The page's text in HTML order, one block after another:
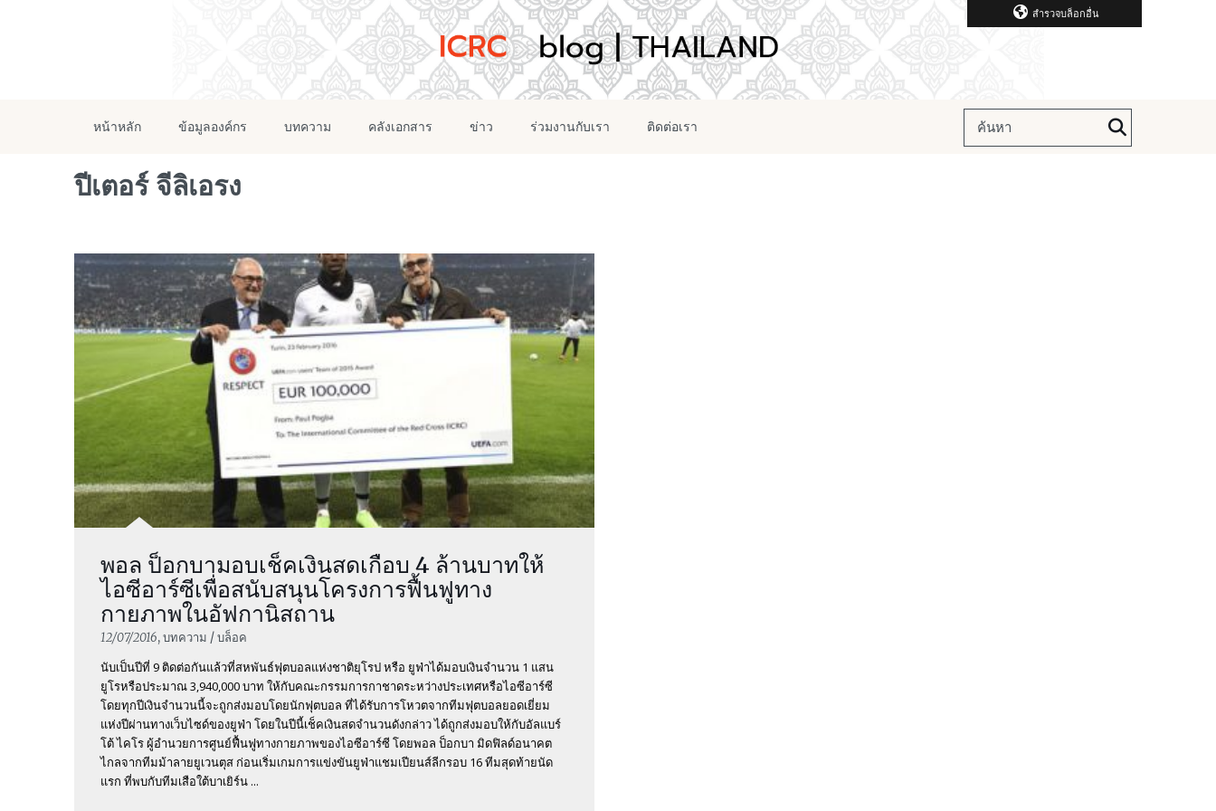
สำรวจบล็อกอื่น
หน้าหลัก ข้อมูลองค์กร บทความ คลังเอกสาร ข่าว ร่วมงานกับเรา ติดต่อเรา
ปีเตอร์ จีลิเอรง
พอล ป็อกบามอบเช็คเงินสดเกือบ 4 ล้านบาทให้
ไอซีอาร์ซีเพื่อสนับสนุนโครงการฟื้นฟูทาง
กายภาพในอัฟกานิสถาน
12/07/2016, บทความ / บล็อค
นับเป็นปีที่ 9 ติดต่อกันแล้วที่สหพันธ์ฟุตบอลแห่งชาติยุโรป หรือ ยูฟ่าได้มอบเงินจำนวน 1 แสน
ยูโรหรือประมาณ 3,940,000 บาท ให้กับคณะกรรมการกาชาดระหว่างประเทศหรือไอซีอาร์ซี
โดยทุกปีเงินจำนวนนี้จะถูกส่งมอบโดยนักฟุตบอล ที่ได้รับการโหวตจากทีมฟุตบอลยอดเยี่ยม
แห่งปีผ่านทางเว็บไซด์ของยูฟ่า โดยในปีนี้เช็คเงินสดจำนวนดังกล่าว ได้ถูกส่งมอบให้กับอัลแบร์
โต้ ไคโร ผู้อำนวยการศูนย์ฟื้นฟูทางกายภาพของไอซีอาร์ซี โดยพอล ป็อกบา มิดฟิลด์อนาคต
ไกลจากทีมม้าลายยูเวนตุส ก่อนเริ่มเกมการแข่งขันยูฟ่าแชมเปียนส์ลีกรอบ 16 ทีมสุดท้ายนัด
แรก ที่พบกับทีมเสือใต้บาเยิร์น ...